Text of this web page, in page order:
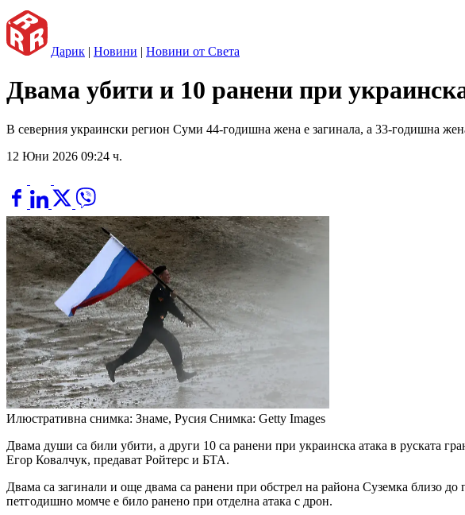
Дарик | Новини | Новини от Света
Двама убити и 10 ранени при
В северния украински регион Суми 44-годишна жена е загинала, а 33-годишна
12 Юни 2026 09:24 ч.
Илюстративна снимка: Знаме, Русия Снимка: Getty Images
Двама души са били убити, а други 10 са ранени при украинска атака в руската
Егор Ковалчук, предават Ройтерс и БТА.
Двама са загинали и още двама са ранени при обстрел на района Суземка близо
петгодишно момче е било ранено при отделна атака с дрон.